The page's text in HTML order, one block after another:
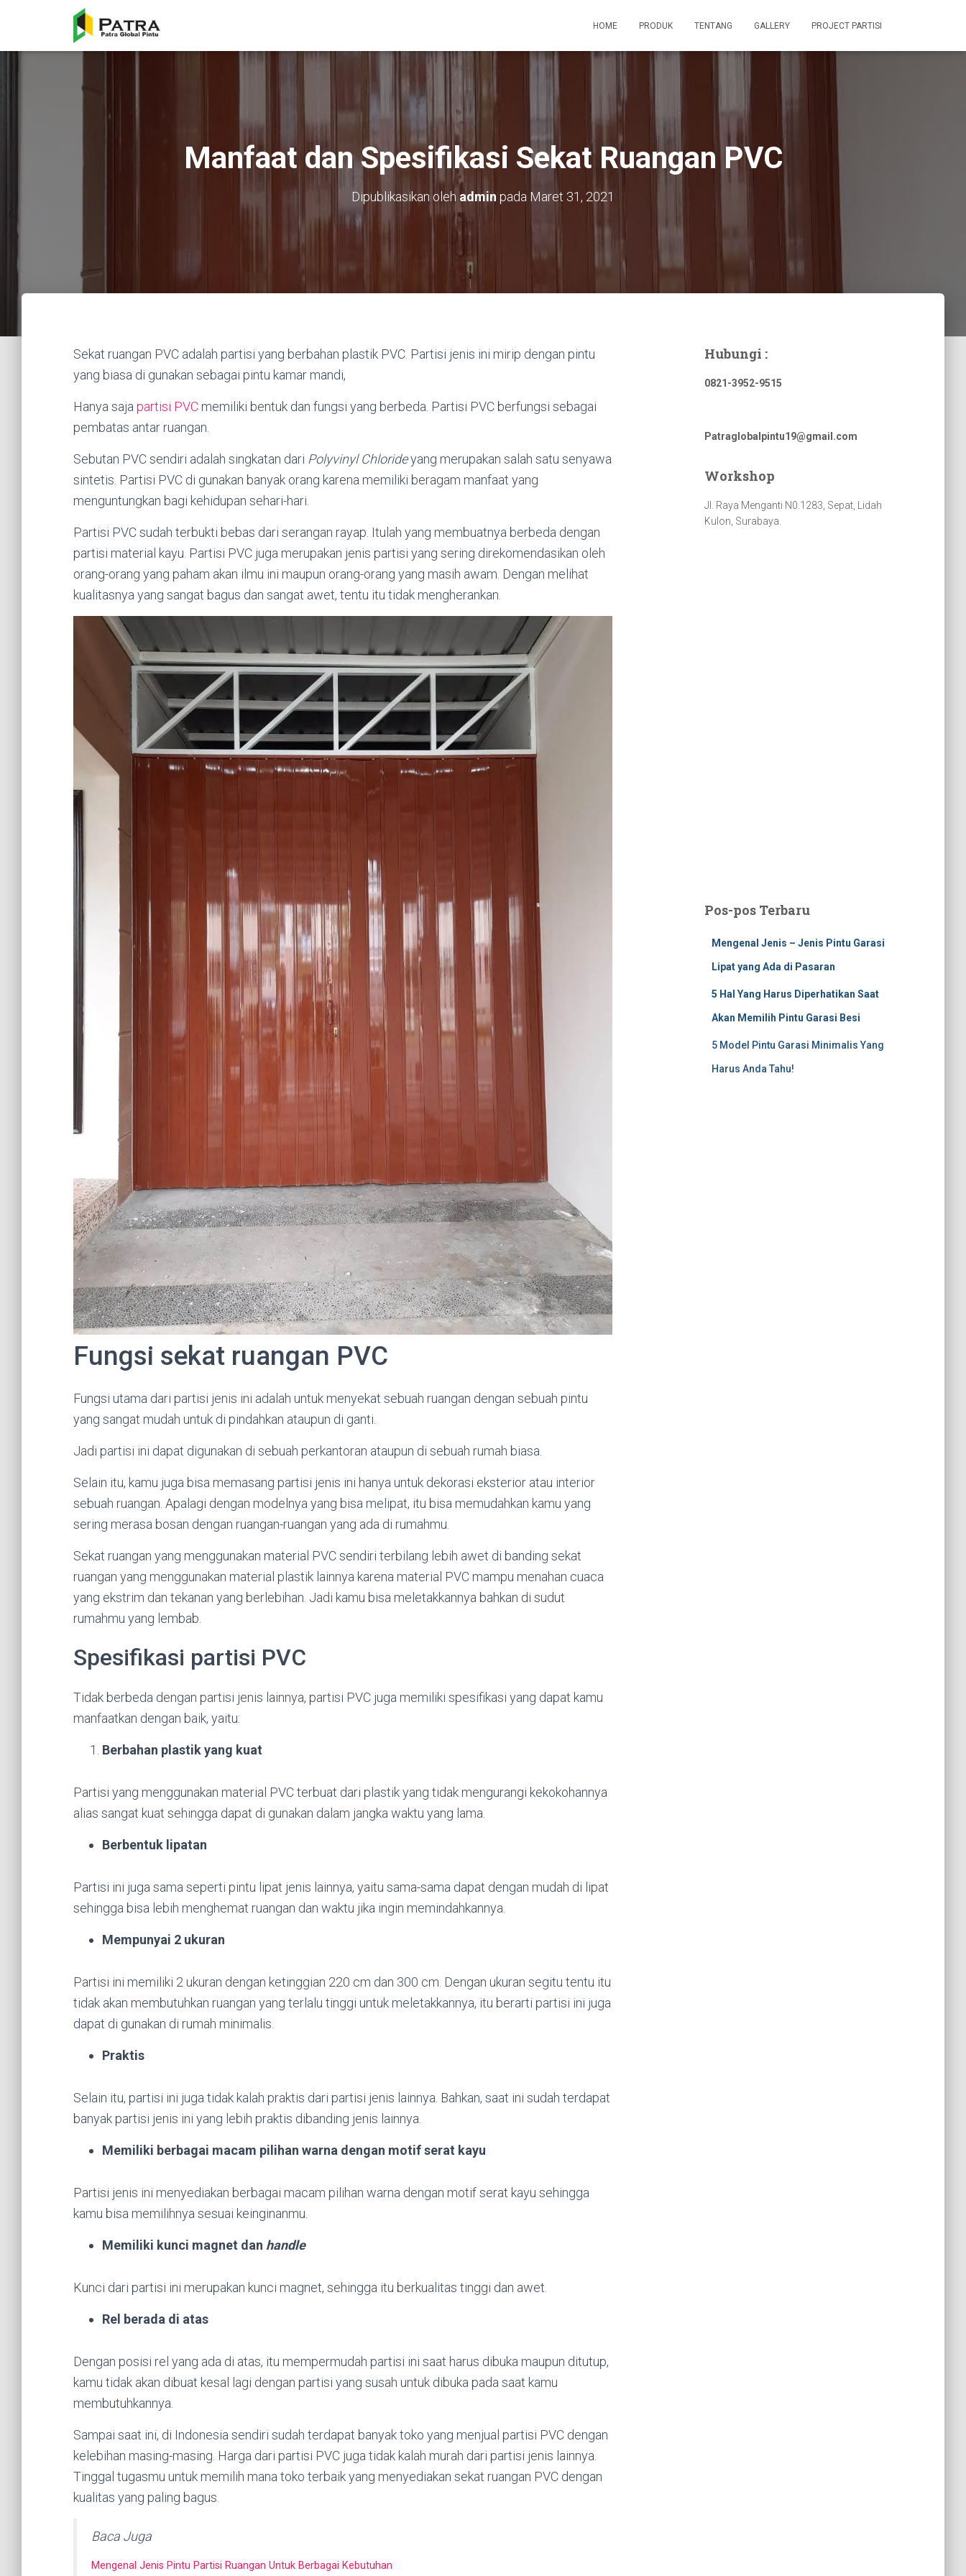
HOME PRODUK TENTANG GALLERY PROJECT PARTISI
Manfaat dan Spesifikasi Sekat Ruangan PVC
Dipublikasikan oleh admin pada Maret 31, 2021
Sekat ruangan PVC adalah partisi yang berbahan plastik PVC. Partisi jenis ini mirip dengan pintu
yang biasa di gunakan sebagai pintu kamar mandi,
Hanya saja partisi PVC memiliki bentuk dan fungsi yang berbeda. Partisi PVC berfungsi sebagai
pembatas antar ruangan.
Sebutan PVC sendiri adalah singkatan dari Polyvinyl Chlorideyang merupakan salah satu senyawa
sintetis. Partisi PVC di gunakan banyak orang karena memiliki beragam manfaat yang
menguntungkan bagi kehidupan sehari-hari.
Partisi PVC sudah terbukti bebas dari serangan rayap. Itulah yang membuatnya berbeda dengan
partisi material kayu. Partisi PVC juga merupakan jenis partisi yang sering direkomendasikan oleh
orang-orang yang paham akan ilmu ini maupun orang-orang yang masih awam. Dengan melihat
kualitasnya yang sangat bagus dan sangat awet, tentu itu tidak mengherankan.
Fungsi sekat ruangan PVC
Fungsi utama dari partisi jenis ini adalah untuk menyekat sebuah ruangan dengan sebuah pintu
yang sangat mudah untuk di pindahkan ataupun di ganti.
Jadi partisi ini dapat digunakan di sebuah perkantoran ataupun di sebuah rumah biasa.
Selain itu, kamu juga bisa memasang partisi jenis ini hanya untuk dekorasi eksterior atau interior
sebuah ruangan. Apalagi dengan modelnya yang bisa melipat, itu bisa memudahkan kamu yang
sering merasa bosan dengan ruangan-ruangan yang ada di rumahmu.
Sekat ruangan yang menggunakan material PVC sendiri terbilang lebih awet di banding sekat
ruangan yang menggunakan material plastik lainnya karena material PVC mampu menahan cuaca
yang ekstrim dan tekanan yang berlebihan. Jadi kamu bisa meletakkannya bahkan di sudut
rumahmu yang lembab.
Spesifikasi partisi PVC
Tidak berbeda dengan partisi jenis lainnya, partisi PVC juga memiliki spesifikasi yang dapat kamu
manfaatkan dengan baik, yaitu:
Berbahan plastik yang kuat
Partisi yang menggunakan material PVC terbuat dari plastik yang tidak mengurangi kekokohannya
alias sangat kuat sehingga dapat di gunakan dalam jangka waktu yang lama.
Berbentuk lipatan
Partisi ini juga sama seperti pintu lipat jenis lainnya, yaitu sama-sama dapat dengan mudah di lipat
sehingga bisa lebih menghemat ruangan dan waktu jika ingin memindahkannya.
Mempunyai 2 ukuran
Partisi ini memiliki 2 ukuran dengan ketinggian 220 cm dan 300 cm. Dengan ukuran segitu tentu itu
tidak akan membutuhkan ruangan yang terlalu tinggi untuk meletakkannya, itu berarti partisi ini juga
dapat di gunakan di rumah minimalis.
Praktis
Selain itu, partisi ini juga tidak kalah praktis dari partisi jenis lainnya. Bahkan, saat ini sudah terdapat
banyak partisi jenis ini yang lebih praktis dibanding jenis lainnya.
Memiliki berbagai macam pilihan warna dengan motif serat kayu
Partisi jenis ini menyediakan berbagai macam pilihan warna dengan motif serat kayu sehingga
kamu bisa memilihnya sesuai keinginanmu.
Memiliki kunci magnet dan handle
Kunci dari partisi ini merupakan kunci magnet, sehingga itu berkualitas tinggi dan awet.
Rel berada di atas
Dengan posisi rel yang ada di atas, itu mempermudah partisi ini saat harus dibuka maupun ditutup,
kamu tidak akan dibuat kesal lagi dengan partisi yang susah untuk dibuka pada saat kamu
membutuhkannya.
Sampai saat ini, di Indonesia sendiri sudah terdapat banyak toko yang menjual partisi PVC dengan
kelebihan masing-masing. Harga dari partisi PVC juga tidak kalah murah dari partisi jenis lainnya.
Tinggal tugasmu untuk memilih mana toko terbaik yang menyediakan sekat ruangan PVC dengan
kualitas yang paling bagus.
Baca Juga
Mengenal Jenis Pintu Partisi Ruangan Untuk Berbagai Kebutuhan
Hubungi :
0821-3952-9515
Patraglobalpintu19@gmail.com
Workshop
Jl. Raya Menganti N0.1283, Sepat, Lidah
Kulon, Surabaya.
Pos-pos Terbaru
Mengenal Jenis – Jenis Pintu Garasi
Lipat yang Ada di Pasaran
5 Hal Yang Harus Diperhatikan Saat
Akan Memilih Pintu Garasi Besi
5 Model Pintu Garasi Minimalis Yang
Harus Anda Tahu!